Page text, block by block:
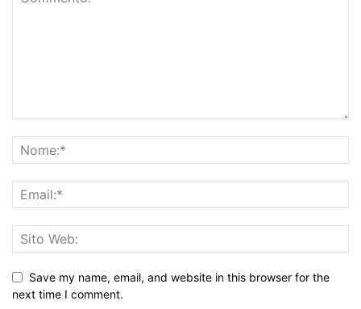
Save my name, email, and website in this browser for the
next time I comment.